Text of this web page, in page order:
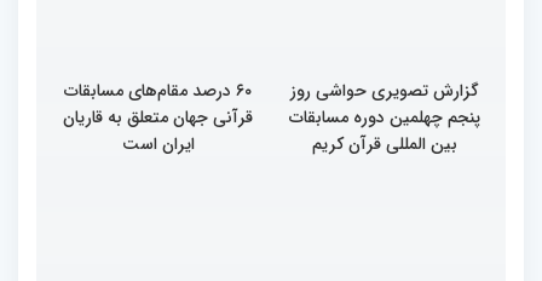
گزارش تصویری حواشی روز
پنجم چهلمین دوره مسابقات
بین المللی قرآن کریم
۶۰ درصد مقام‌های مسابقات
قرآنی جهان متعلق به قاریان
ایران است